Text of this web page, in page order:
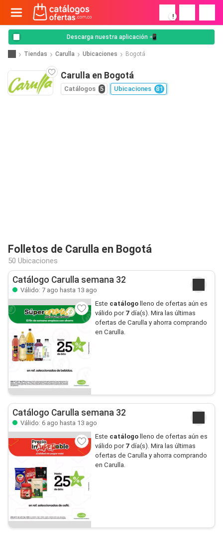
!
Descarga nuestra aplicación 📲
Tiendas Carulla Ubicaciones Bogotá
Carulla en Bogotá
Catálogos 5 Ubicaciones 81
Folletos de Carulla en Bogotá
50 Ubicaciones
Catálogo Carulla semana 32
Válido: 7 ago hasta 13 ago
Este catálogolleno de ofertas aún es
válido por 7día(s). Mira las últimas
ofertas de Carulla y ahorra comprando
en Carulla.
Catálogo Carulla semana 32
Válido: 6 ago hasta 13 ago
Este catálogolleno de ofertas aún es
válido por 7día(s). Mira las últimas
ofertas de Carulla y ahorra comprando
en Carulla.